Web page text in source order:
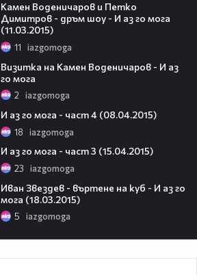
Камен Воденичаров и Петко
Димитров - дръм шоу - И аз го мога
(11.03.2015)
11 iazgomoga
Визитка на Камен Воденичаров - И аз
го мога
2 iazgomoga
И аз го мога - част 4 (08.04.2015)
18 iazgomoga
И аз го мога - част 3 (15.04.2015)
23 iazgomoga
Иван Звездев - въртене на куб - И аз го
мога (18.03.2015)
5 iazgomoga